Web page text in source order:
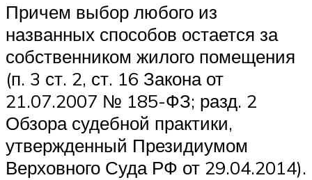
Причем выбор любого из
названных способов остается за
собственником жилого помещения
(п. 3 ст. 2, ст. 16 Закона от
21.07.2007 № 185-ФЗ; разд. 2
Обзора судебной практики,
утвержденный Президиумом
Верховного Суда РФ от 29.04.2014).